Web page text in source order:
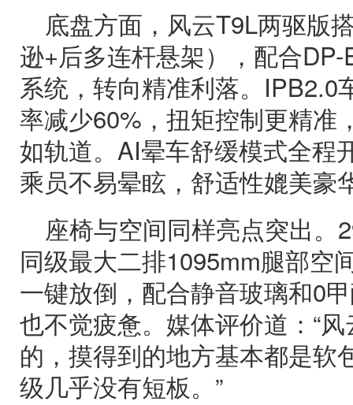
底盘方面，风云T9L两驱版
逊+后多连杆悬架），配合
系统，转向精准利落。IPB2.0
率减少60%，扭矩控制更精准
如轨道。AI晕车舒缓模式全程
乘员不易晕眩，舒适性媲美豪
座椅与空间同样亮点突出。
同级最大二排1095mm腿部空
一键放倒，配合静音玻璃和0
也不觉疲惫。媒体评价道：“
的，摸得到的地方基本都是软
级几乎没有短板。”